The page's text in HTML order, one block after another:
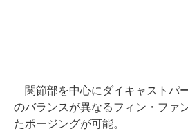
関節部を中心にダイキャストパ
のバランスが異なるフィン・ファ
たポージングが可能。